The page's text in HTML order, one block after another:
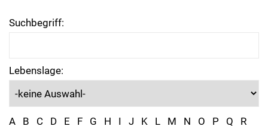
Suchbegriff:
Lebenslage:
A B C D E F G H I J K L M N O P Q
R